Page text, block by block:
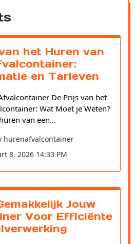
het Huren van
en Tarieven
De Prijs van het
Wat Moet je Weten?
van een…
hurenafvalcontainer
8, 2026 14:33 PM
Jouw
Voor Efficiënte